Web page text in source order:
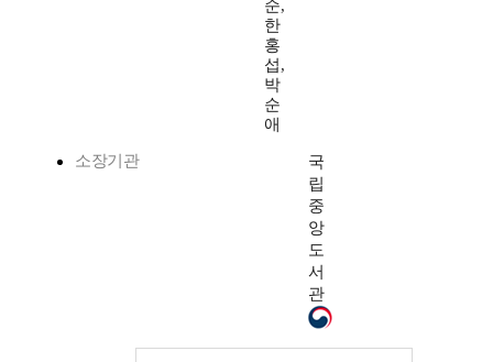
순,
한
홍
섭,
박
순
애
소장기관
국
립
중
앙
도
서
관